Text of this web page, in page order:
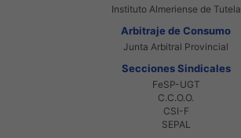
Instituto Almeriense de Tutela
Arbitraje de Consumo
Junta Arbitral Provincial
Secciones Sindicales
FeSP-UGT
C.C.O.O.
CSI-F
SEPAL